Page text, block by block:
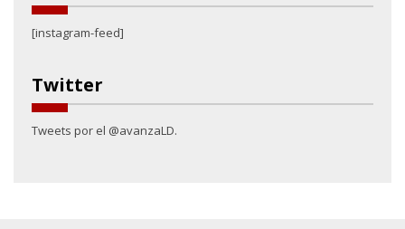
[instagram-feed]
Twitter
Tweets por el @avanzaLD.